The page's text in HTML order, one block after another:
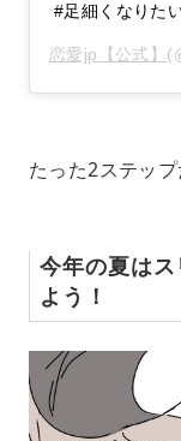
#足細くなりた
恋愛jp【公式】
たった2ステップ
今年の夏は
よう！